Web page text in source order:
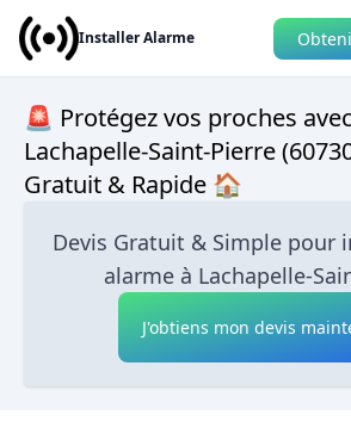
Installer Alarme
🚨 Protégez vos proches
Lachapelle-Saint-Pierre
Gratuit & Rapide 🏠
Devis Gratuit & Simple pour
alarme à Lachapelle-
J'obtiens mon devis